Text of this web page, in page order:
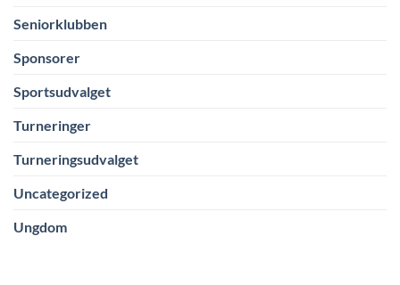
Seniorklubben
Sponsorer
Sportsudvalget
Turneringer
Turneringsudvalget
Uncategorized
Ungdom